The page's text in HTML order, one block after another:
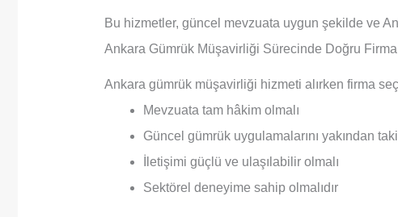
Bu hizmetler, güncel mevzuata uygun şekilde ve
Ankara Gümrük Müşavirliği Sürecinde Doğru
Ankara gümrük müşavirliği hizmeti alırken firma
Mevzuata tam hâkim olmalı
Güncel gümrük uygulamalarını yakından
İletişimi güçlü ve ulaşılabilir olmalı
Sektörel deneyime sahip olmalıdır